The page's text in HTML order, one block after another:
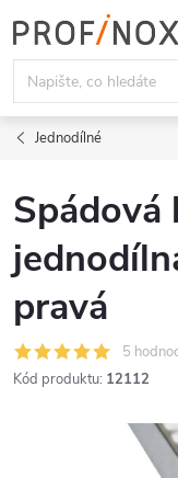
na
obsah
Jednodílné
pravá
5
Kód produktu: 12112